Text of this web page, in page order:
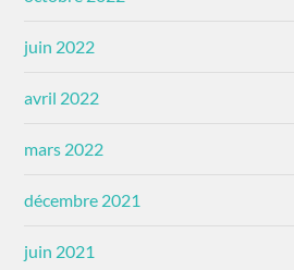
juin 2022
avril 2022
mars 2022
décembre 2021
juin 2021